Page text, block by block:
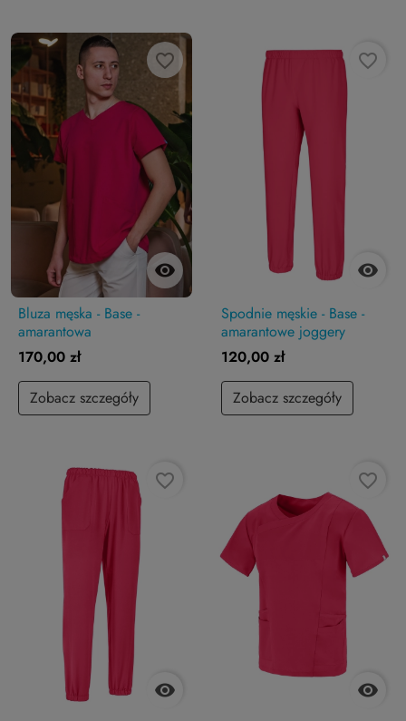

favorite_border
Bluza męska - Base -
amarantowa
170,00 zł
Zobacz szczegóły

favorite_border
Spodnie męskie - Base -
amarantowe joggery
120,00 zł
Zobacz szczegóły

favorite_border

favorite_border